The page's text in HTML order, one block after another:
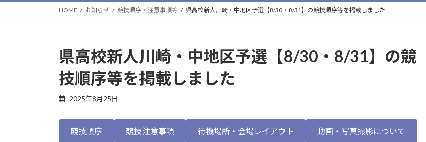
プ
動
HOME お知らせ 競技順序・注意事項等 県高校新人川崎・中地区予選【8/30・8/31】の競技順序等を掲載しました
県高校新人川崎・中地区予選【8/30・8/31】の競
技順序等を掲載しました
2025年8月25日
更
新
競技順序 競技注意事項 待機場所・会場レイアウト 動画・写真撮影について